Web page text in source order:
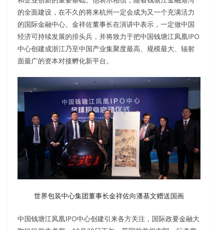
的全面建设，在不久的将来杭州一定会成为又一个充满活力
的国际金融中心。金祥佐董事长在演讲中表示，一定做中国
经济可持续发展的排头兵，并将致力于把中国钱塘江凤凰IPO
中心创建成浙江乃至中国产业集聚度最高、规模最大、辐射
面最广的资本对接孵化新平台。
世界包装中心集团董事长金祥佐向潘基文赠送国画
中国钱塘江凤凰IPO中心创建引来各方关注，国际政要金融大